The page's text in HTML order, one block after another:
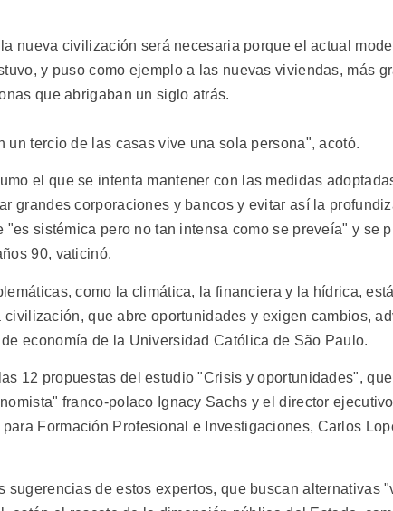
nueva civilización será necesaria porque el actual
y puso como ejemplo a las nuevas viviendas, más
que abrigaban un siglo atrás.
un tercio de las casas vive una sola persona", acotó.
el que se intenta mantener con las medidas
grandes corporaciones y bancos y evitar así la
"es sistémica pero no tan intensa como se preveía" y se
90, vaticinó.
como la climática, la financiera y la hídrica,
que abre oportunidades y exigen cambios,
economía de la Universidad Católica de São Paulo.
12 propuestas del estudio "Crisis y oportunidades",
franco-polaco Ignacy Sachs y el director
Formación Profesional e Investigaciones, Carlos
sugerencias de estos expertos, que buscan alternativas